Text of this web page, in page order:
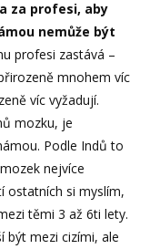
za profesi, aby
nemůže být
profesi zastává –
mnohem víc
víc vyžadují.
mozku, je
Podle Indů to
nejvíce
ostatních si myslím,
těmi 3 až 6ti lety.
být mezi cizími, ale